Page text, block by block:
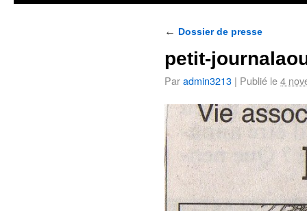
← Dossier de presse
petit-
Paradmin3213 | Publié le4